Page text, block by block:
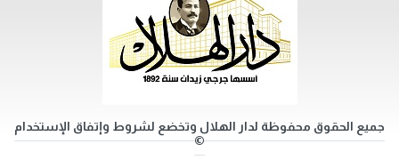
جميع الحقوق محفوظة لدار الهلال وتخضع لشروط وإتفاق الإستخدام
©